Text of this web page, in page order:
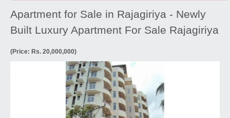
Apartment for Sale in Rajagiriya - Newly
Built Luxury Apartment For Sale Rajagiriya
(Price: Rs. 20,000,000)